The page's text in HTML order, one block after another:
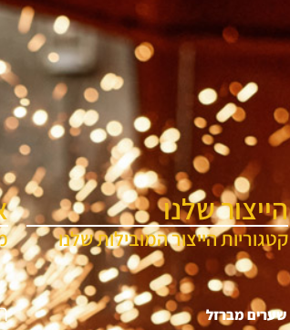
הייצור שלנו
קטגוריות הייצור המובילות שלנו
שערים מברזל